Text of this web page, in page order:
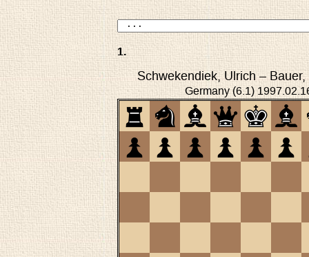
1.
Schwekendiek, Ulrich–
Germany(6.1)